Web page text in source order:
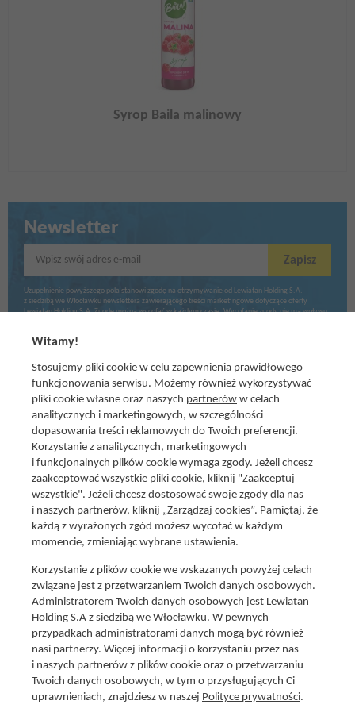
Syrop Baila malinowy
Newsletter
Wpisz swój adres e-mail Zapisz
Uzupełnienie powyższego pola stanowi zgodę na otrzymywanie od Lewiatan Holding S.A.
z siedzibą we Włocławku newslettera zawierającego treści marketingowe dotyczące oferty
Lewiatan Holding S.A. Zgodę można wycofać w każdym czasie. Wycofanie zgody nie ma wpływu
Social media
Znajdź nas na:
Promocje i oferty
Aktualna gazetka
Gotuję z Lewiatanem
Znajdź sklep
Aplikacja Mój Lewiatan
Karta Mój Lewiatan
Fundacja Lewiatan
Regulaminy
Witamy!
Stosujemy pliki cookie w celu zapewnienia prawidłowego
funkcjonowania serwisu. Możemy również wykorzystywać
pliki cookie własne oraz naszych partnerów w celach
analitycznych i marketingowych, w szczególności
dopasowania treści reklamowych do Twoich preferencji.
Korzystanie z analitycznych, marketingowych
i funkcjonalnych plików cookie wymaga zgody. Jeżeli chcesz
zaakceptować wszystkie pliki cookie, kliknij "Zaakceptuj
wszystkie". Jeżeli chcesz dostosować swoje zgody dla nas
i naszych partnerów, kliknij „Zarządzaj cookies”. Pamiętaj, że
każdą z wyrażonych zgód możesz wycofać w każdym
momencie, zmieniając wybrane ustawienia.
Korzystanie z plików cookie we wskazanych powyżej celach
związane jest z przetwarzaniem Twoich danych osobowych.
Administratorem Twoich danych osobowych jest Lewiatan
Holding S.A z siedzibą we Włocławku. W pewnych
przypadkach administratorami danych mogą być również
nasi partnerzy. Więcej informacji o korzystaniu przez nas
i naszych partnerów z plików cookie oraz o przetwarzaniu
Twoich danych osobowych, w tym o przysługujących Ci
uprawnieniach, znajdziesz w naszej Polityce prywatności.